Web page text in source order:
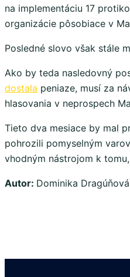
na implementáciu 17
organizácie pôsobiace v
Posledné slovo však stále
Ako by teda nasledovný
dostala peniaze, musí za
hlasovania v neprospech
Tieto dva mesiace by mal
pohrozili pomyselným
vhodným nástrojom k
Autor: Dominika Dragúňová